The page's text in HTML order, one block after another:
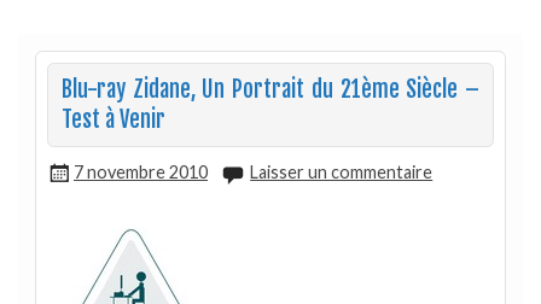
Blu-ray Zidane, Un Portrait du 21ème Siècle –
Test à Venir
7 novembre 2010 Laisser un commentaire